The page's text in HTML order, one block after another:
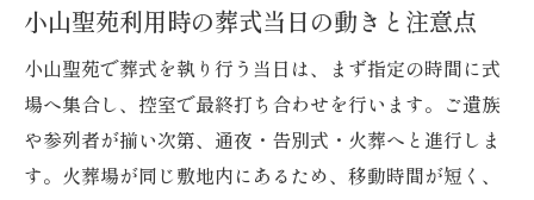
小山聖苑利用時の葬式当日の動きと注意点
小山聖苑で葬式を執り行う当日は、まず指定の時間に式
場へ集合し、控室で最終打ち合わせを行います。ご遺族
や参列者が揃い次第、通夜・告別式・火葬へと進行しま
す。火葬場が同じ敷地内にあるため、移動時間が短く、